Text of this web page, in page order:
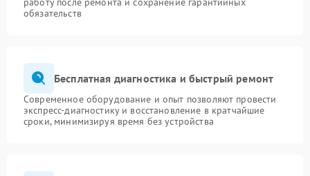
обязательств
Бесплатная диагностика и быстрый ремонт
Современное оборудование и опыт позволяют провести
экспресс-диагностику и восстановление в кратчайшие
сроки, минимизируя время без устройства